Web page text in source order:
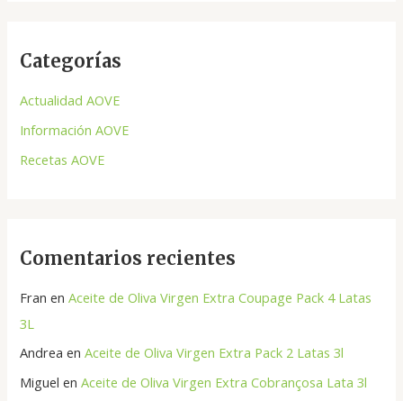
a
o
r
Categorías
Actualidad AOVE
Información AOVE
Recetas AOVE
Comentarios recientes
Fran enAceite de Oliva Virgen Extra Coupage Pack 4 Latas
3L
Andrea enAceite de Oliva Virgen Extra Pack 2 Latas 3l
Miguel enAceite de Oliva Virgen Extra Cobrançosa Lata 3l